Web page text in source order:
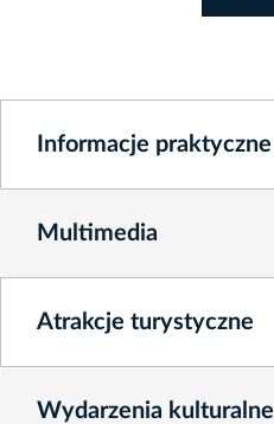
Informacje praktyczne
Multimedia
Atrakcje turystyczne
Wydarzenia kulturalne